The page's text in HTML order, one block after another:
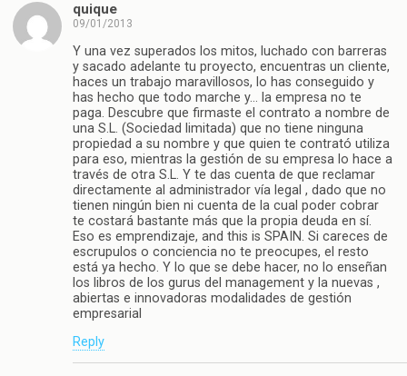
quique
09/01/2013
Y una vez superados los mitos, luchado con barreras
y sacado adelante tu proyecto, encuentras un cliente,
haces un trabajo maravillosos, lo has conseguido y
has hecho que todo marche y… la empresa no te
paga. Descubre que firmaste el contrato a nombre de
una S.L. (Sociedad limitada) que no tiene ninguna
propiedad a su nombre y que quien te contrató utiliza
para eso, mientras la gestión de su empresa lo hace a
través de otra S.L. Y te das cuenta de que reclamar
directamente al administrador vía legal , dado que no
tienen ningún bien ni cuenta de la cual poder cobrar
te costará bastante más que la propia deuda en sí.
Eso es emprendizaje, and this is SPAIN. Si careces de
escrupulos o conciencia no te preocupes, el resto
está ya hecho. Y lo que se debe hacer, no lo enseñan
los libros de los gurus del management y la nuevas ,
abiertas e innovadoras modalidades de gestión
empresarial
Reply